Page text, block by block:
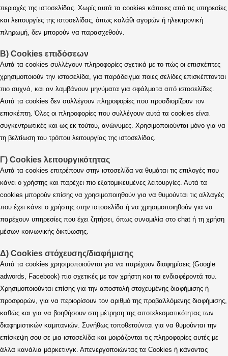
περιοχές της ιστοσελίδας. Χωρίς αυτά τα cookies κάποιες από τις υπηρεσίες
και λειτουργίες της ιστοσελίδας, όπως καλάθι αγορών ή ηλεκτρονική
πληρωμή, δεν μπορούν να παρασχεθούν.
Β) Cookies επιδόσεων
Αυτά τα cookies συλλέγουν πληροφορίες σχετικά με το πώς οι επισκέπτες
χρησιμοποιούν την ιστοσελίδα, για παράδειγμα ποιες σελίδες επισκέπτονται
πιο συχνά, και αν λαμβάνουν μηνύματα για σφάλματα από ιστοσελίδες.
Αυτά τα cookies δεν συλλέγουν πληροφορίες που προσδιορίζουν τον
επισκέπτη. Όλες οι πληροφορίες που συλλέγουν αυτά τα cookies είναι
συγκεντρωτικές και ως εκ τούτου, ανώνυμες. Χρησιμοποιούνται μόνο για να
τη βελτίωση του τρόπου λειτουργίας της ιστοσελίδας.
Γ) Cookies λειτουργικότητας
Αυτά τα cookies επιτρέπουν στην ιστοσελίδα να θυμάται τις επιλογές που
κάνει ο χρήστης και παρέχει πιο εξατομικευμένες λειτουργίες. Αυτά τα
cookies μπορούν επίσης να χρησιμοποιηθούν για να θυμούνται τις αλλαγές
που έχει κάνει ο χρήστης στην ιστοσελίδα ή να χρησιμοποιηθούν για να
παρέχουν υπηρεσίες που έχει ζητήσει, όπως συνομιλία στο chat ή τη χρήση
μέσων κοινωνικής δικτύωσης.
Δ) Cookies στόχευσης/διαφήμισης
Αυτά τα cookies χρησιμοποιούνται για να παρέχουν διαφημίσεις (Google
adwords, Facebook) πιο σχετικές με τον χρήστη και τα ενδιαφέροντά του.
Χρησιμοποιούνται επίσης για την αποστολή στοχευμένης διαφήμισης ή
προσφορών, για να περιορίσουν τον αριθμό της προβαλλόμενης διαφήμισης,
καθώς και για να βοηθήσουν στη μέτρηση της αποτελεσματικότητας των
διαφημιστικών καμπανιών. Συνήθως τοποθετούνται για να θυμούνται την
επίσκεψη σου σε μια ιστοσελίδα και μοιράζονται τις πληροφορίες αυτές με
άλλα κανάλια μάρκετινγκ. Απενεργοποιώντας τα Cookies ή κάνοντας